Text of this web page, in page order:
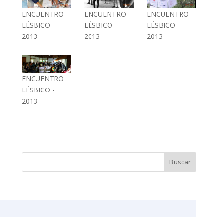
ENCUENTRO
LÉSBICO -
2013
ENCUENTRO
LÉSBICO -
2013
ENCUENTRO
LÉSBICO -
2013
ENCUENTRO
LÉSBICO -
2013